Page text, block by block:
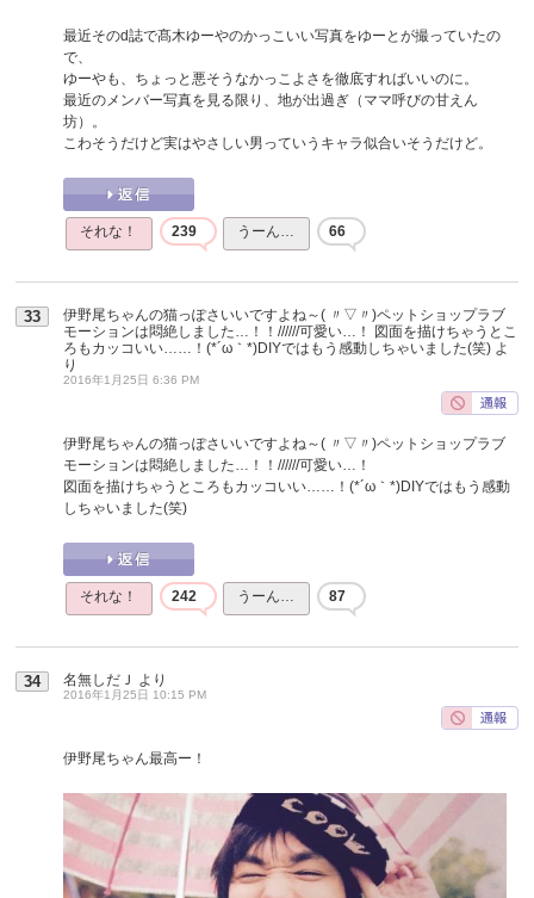
最近そのd誌で髙木ゆーやのかっこいい写真をゆーとが撮っていたの
で、
ゆーやも、ちょっと悪そうなかっこよさを徹底すればいいのに。
最近のメンバー写真を見る限り、地が出過ぎ（ママ呼びの甘えん
坊）。
こわそうだけど実はやさしい男っていうキャラ似合いそうだけど。
それな！ 239 うーん… 66
33
伊野尾ちゃんの猫っぽさいいですよね～( 〃▽〃)ペットショップラブ
モーションは悶絶しました…！！//////可愛い…！ 図面を描けちゃうとこ
ろもカッコいい……！(*´ω｀*)DIYではもう感動しちゃいました(笑) よ
り
2016年1月25日 6:36 PM
伊野尾ちゃんの猫っぽさいいですよね～( 〃▽〃)ペットショップラブ
モーションは悶絶しました…！！//////可愛い…！
図面を描けちゃうところもカッコいい……！(*´ω｀*)DIYではもう感動
しちゃいました(笑)
それな！ 242 うーん… 87
34 名無しだＪ より
2016年1月25日 10:15 PM
伊野尾ちゃん最高ー！